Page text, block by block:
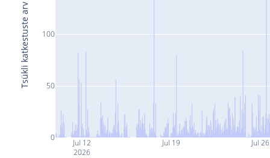
Jul 12
2026
Jul 19 Jul 26
0
50
100
Tsükli katkestuste arv